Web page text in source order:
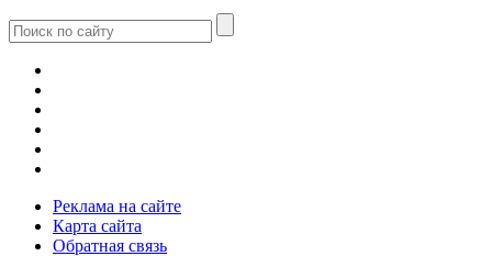
Реклама на сайте
Карта сайта
Обратная связь